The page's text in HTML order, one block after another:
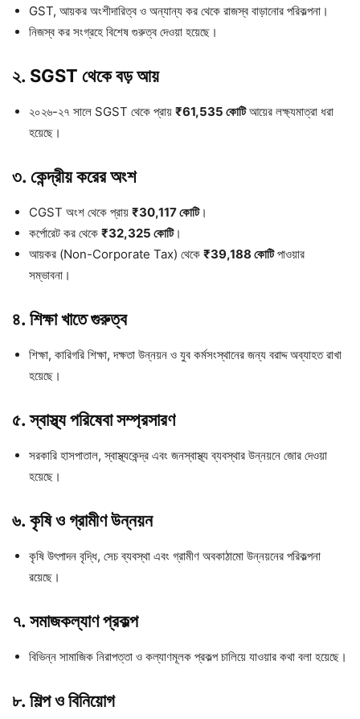
GST, আয়কর অংশীদারিত্ব ও অন্যান্য কর থেকে রাজস্ব বাড়ানোর পরিকল্পনা।
নিজস্ব কর সংগ্রহে বিশেষ গুরুত্ব দেওয়া হয়েছে।
২. SGST থেকে বড় আয়
২০২৬-২৭ সালে SGST থেকে প্রায় ₹61,535 কোটিআয়ের লক্ষ্যমাত্রা ধরা
হয়েছে।
৩. কেন্দ্রীয় করের অংশ
CGST অংশ থেকে প্রায় ₹30,117 কোটি।
কর্পোরেট কর থেকে ₹32,325 কোটি।
আয়কর (Non-Corporate Tax) থেকে ₹39,188 কোটিপাওয়ার
সম্ভাবনা।
৪. শিক্ষা খাতে গুরুত্ব
শিক্ষা, কারিগরি শিক্ষা, দক্ষতা উন্নয়ন ও যুব কর্মসংস্থানের জন্য বরাদ্দ অব্যাহত রাখা
হয়েছে।
৫. স্বাস্থ্য পরিষেবা সম্প্রসারণ
সরকারি হাসপাতাল, স্বাস্থ্যকেন্দ্র এবং জনস্বাস্থ্য ব্যবস্থার উন্নয়নে জোর দেওয়া
হয়েছে।
৬. কৃষি ও গ্রামীণ উন্নয়ন
কৃষি উৎপাদন বৃদ্ধি, সেচ ব্যবস্থা এবং গ্রামীণ অবকাঠামো উন্নয়নের পরিকল্পনা
রয়েছে।
৭. সমাজকল্যাণ প্রকল্প
বিভিন্ন সামাজিক নিরাপত্তা ও কল্যাণমূলক প্রকল্প চালিয়ে যাওয়ার কথা বলা হয়েছে।
৮. শিল্প ও বিনিয়োগ